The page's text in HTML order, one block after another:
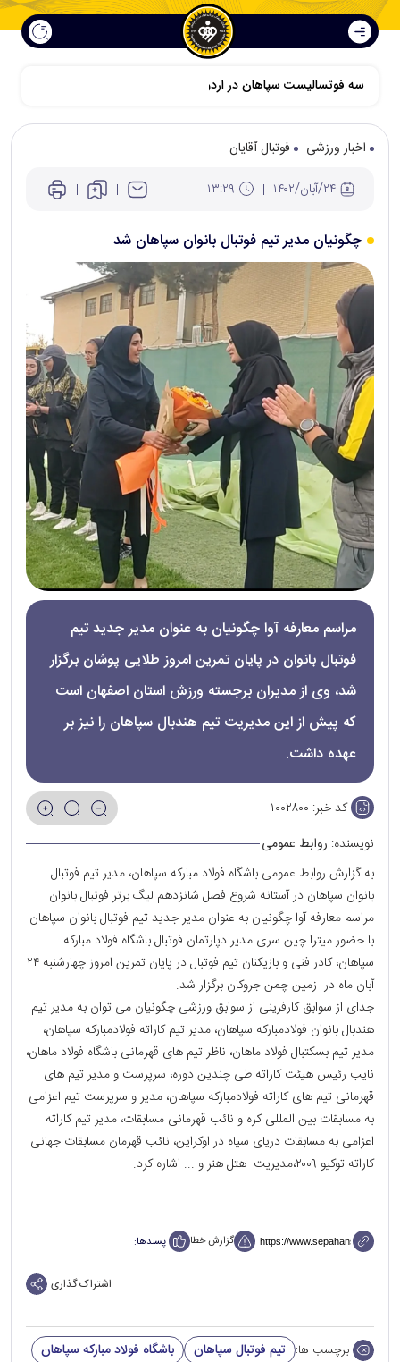
سه فوتسالیست سپاهان در اردوی نهایی تیم ملی برای حضور در کافا
اخبار ورزشی
فوتبال آقایان
چگونیان مدیر تیم فوتبال بانوان سپاهان شد
مراسم معارفه آوا چگونیان به عنوان مدیر جدید تیم
فوتبال بانوان در پایان تمرین امروز طلایی پوشان برگزار
شد، وی از مدیران برجسته ورزش استان اصفهان است
که پیش از این مدیریت تیم هندبال سپاهان را نیز بر
عهده داشت.
کد خبر: ۱۰۰۲۸۰۰
نویسنده: روابط عمومی
به گزارش روابط عمومی باشگاه فولاد مبارکه سپاهان، مدیر تیم فوتبال
بانوان سپاهان در آستانه شروع فصل شانزدهم لیگ برتر فوتبال بانوان
مراسم معارفه آوا چگونیان به عنوان مدیر جدید تیم فوتبال بانوان سپاهان
با حضور میترا چین سری مدیر دپارتمان فوتبال باشگاه فولاد مبارکه
سپاهان، کادر فنی و بازیکنان تیم فوتبال در پایان تمرین امروز چهارشنبه ۲۴
آبان ماه در زمین چمن جروکان برگزار شد.
جدای از سوابق کارفرینی از سوابق ورزشی چگونیان می توان به مدیر تیم
هندبال بانوان فولادمبارکه سپاهان، مدیر تیم کاراته فولادمبارکه سپاهان،
مدیر تیم بسکتبال فولاد ماهان، ناظر تیم های قهرمانی باشگاه فولاد ماهان،
نایب رئیس هیئت کاراته طی چندین دوره، سرپرست و مدیر تیم های
قهرمانی تیم های کاراته فولادمبارکه سپاهان، مدیر و سرپرست تیم اعزامی
به مسابقات بین المللی کره و نائب قهرمانی مسابقات، مدیر تیم کاراته
اعزامی به مسابقات دریای سیاه در اوکراین، نائب قهرمان مسابقات جهانی
کاراته توکیو ۲۰۰۹،مدیریت هتل هنر و ... اشاره کرد.
گزارش خطا پسندها:
اشتراک گذاری
برچسب ها: تیم فوتبال سپاهان
باشگاه فولاد مبارکه سپاهان